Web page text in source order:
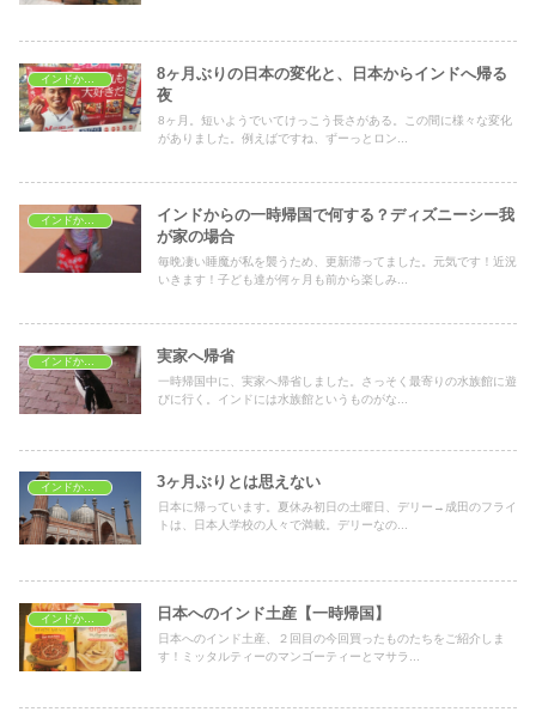
8ヶ月ぶりの日本の変化と、日本からインドへ帰る
夜
8ヶ月。短いようでいてけっこう長さがある。この間に様々な変化
がありました。例えばですね、ずーっとロン...
インドからの一時帰国で何する？ディズニーシー我
が家の場合
毎晩凄い睡魔が私を襲うため、更新滞ってました。元気です！近況
いきます！子ども達が何ヶ月も前から楽しみ...
実家へ帰省
一時帰国中に、実家へ帰省しました。さっそく最寄りの水族館に遊
びに行く。インドには水族館というものがな...
インドから一時帰国 3ヶ月ぶりとは思えない
日本に帰っています。夏休み初日の土曜日、デリー→成田のフライ
トは、日本人学校の人々で満載。デリーなの...
日本へのインド土産【一時帰国】
日本へのインド土産、２回目の今回買ったものたちをご紹介しま
す！ミッタルティーのマンゴーティーとマサラ...